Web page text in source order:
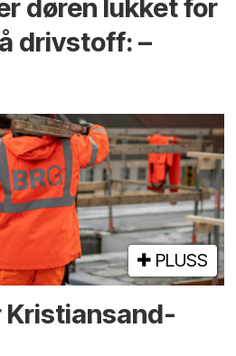
døren lukket for
drivstoff: –
PLUSS
Kristiansand-